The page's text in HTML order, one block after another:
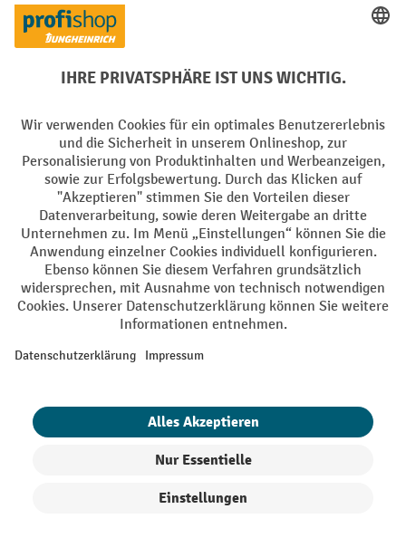
So finden Sie die passende Rollenbahn
Inhaltsverzeichnis
Auswahl der Rollenbahn nach Fördergut